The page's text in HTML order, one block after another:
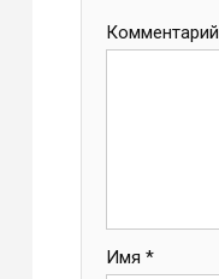
Комментарий
Имя *